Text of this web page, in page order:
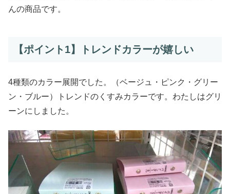
んの商品です。
【ポイント1】トレンドカラーが嬉しい
4種類のカラー展開でした。（ベージュ・ピンク・グリー
ン・ブルー）トレンドのくすみカラーです。わたしはグリ
ーンにしました。